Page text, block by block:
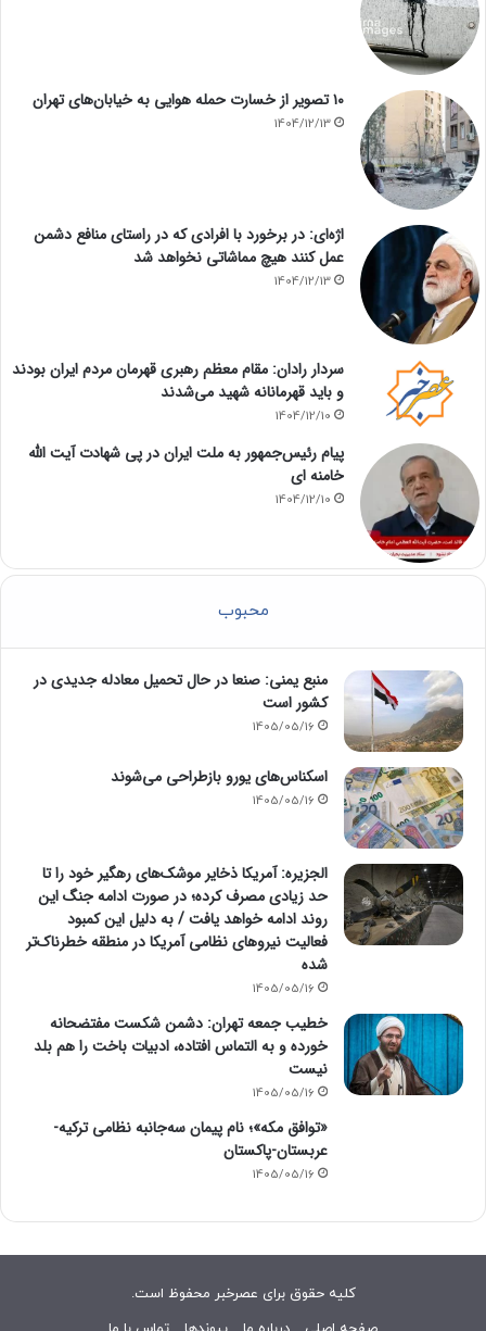
۱۰ تصویر از خسارت حمله هوایی به خیابان‌های تهران
1404/12/13
اژه‌ای: در برخورد با افرادی که در راستای منافع دشمن
عمل کنند هیچ مماشاتی نخواهد شد
1404/12/13
سردار رادان: مقام معظم رهبری قهرمان مردم ایران بودند
و باید قهرمانانه شهید می‌شدند
1404/12/10
پیام رئیس‌جمهور به ملت ایران در پی شهادت آیت الله
خامنه ای
1404/12/10
محبوب
منبع یمنی: صنعا در حال تحمیل معادله جدیدی در
کشور است
1405/05/16
اسکناس‌های یورو بازطراحی می‌شوند
1405/05/16
الجزیره: آمریکا ذخایر موشک‌های رهگیر خود را تا
حد زیادی مصرف کرده؛ در صورت ادامه جنگ این
روند ادامه خواهد یافت / به دلیل این کمبود
فعالیت نیرو‌های نظامی آمریکا در منطقه خطرناک‌تر
شده
1405/05/16
خطیب جمعه تهران: دشمن شکست مفتضحانه
خورده و به التماس افتاده، ادبیات باخت را هم بلد
نیست
1405/05/16
«توافق مکه»؛ نام پیمان سه‌جانبه نظامی ترکیه-
عربستان-پاکستان
1405/05/16
کلیه حقوق برای عصرخبر محفوظ است.